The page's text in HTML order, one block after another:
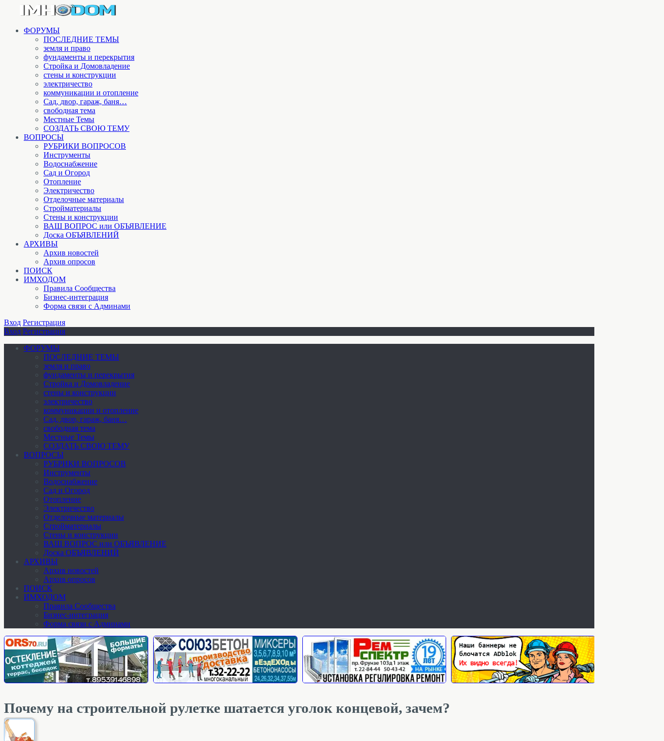
ФОРУМЫ
ПОСЛЕДНИЕ ТЕМЫ
земля и право
фундаменты и перекрытия
Стройка и Домовладение
стены и конструкции
электричество
коммуникации и отопление
Cад, двор, гараж, баня…
свободная тема
Местные Темы
СОЗДАТЬ СВОЮ ТЕМУ
ВОПРОСЫ
РУБРИКИ ВОПРОСОВ
Инструменты
Водоснабжение
Сад и Огород
Отопление
Электричество
Отделочные материалы
Стройматериалы
Стены и конструкции
ВАШ ВОПРОС или ОБЪЯВЛЕНИЕ
Доска ОБЪЯВЛЕНИЙ
АРХИВЫ
Архив новостей
Архив опросов
ПОИСК
ИМХОДОМ
Правила Сообщества
Бизнес-интеграция
Форма связи с Админами
Вход Регистрация
Вход Регистрация
ФОРУМЫ
ПОСЛЕДНИЕ ТЕМЫ
земля и право
фундаменты и перекрытия
Стройка и Домовладение
стены и конструкции
электричество
коммуникации и отопление
Cад, двор, гараж, баня…
свободная тема
Местные Темы
СОЗДАТЬ СВОЮ ТЕМУ
ВОПРОСЫ
РУБРИКИ ВОПРОСОВ
Инструменты
Водоснабжение
Сад и Огород
Отопление
Электричество
Отделочные материалы
Стройматериалы
Стены и конструкции
ВАШ ВОПРОС или ОБЪЯВЛЕНИЕ
Доска ОБЪЯВЛЕНИЙ
АРХИВЫ
Архив новостей
Архив опросов
ПОИСК
ИМХОДОМ
Правила Сообщества
Бизнес-интеграция
Форма связи с Админами
Почему на строительной рулетке шатается уголок концевой, зачем?